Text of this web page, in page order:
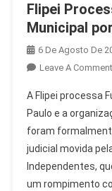
Flipei
Municipal
6 De Agosto De
Leave A Comment
A Flipei processa
Paulo e a
foram
judicial movida
Independentes,
um rompimento